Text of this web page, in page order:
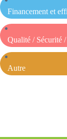
Financement et
Qualité / Sécurité
Autre